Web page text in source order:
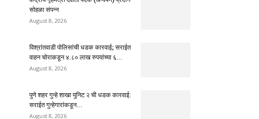
सोहळा संपन्न
August 8, 2026
विश्रांतवाडी पोलिसांची धडक कारवाई; सराईत
वाहन चोराकडून ४.८० लाख रुपयांच्या ६...
August 8, 2026
पुणे शहर गुन्हे शाखा युनिट २ ची धडक कारवाई:
सराईत गुन्हेगारांकडून...
August 8, 2026